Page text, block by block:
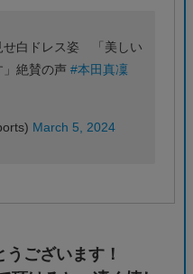
せ白ドレス姿 「美しい
」絶賛の声 #本田真凜
March 5, 2024
ございます！